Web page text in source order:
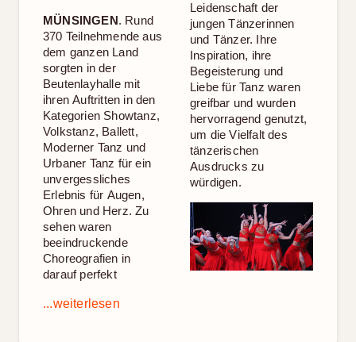
MÜNSINGEN . Rund
370 Teilnehmende aus
dem ganzen Land
sorgten in der
Beutenlayhalle mit
ihren Auftritten in den
Kategorien Showtanz,
Volkstanz, Ballett,
Moderner Tanz und
Urbaner Tanz für ein
unvergessliches
Erlebnis für Augen,
Ohren und Herz. Zu
sehen waren
beeindruckende
Choreografien in
darauf perfekt
Leidenschaft der
jungen Tänzerinnen
und Tänzer. Ihre
Inspiration, ihre
Begeisterung und
Liebe für Tanz waren
greifbar und wurden
hervorragend genutzt,
um die Vielfalt des
tänzerischen
Ausdrucks zu
würdigen.
...weiterlesen